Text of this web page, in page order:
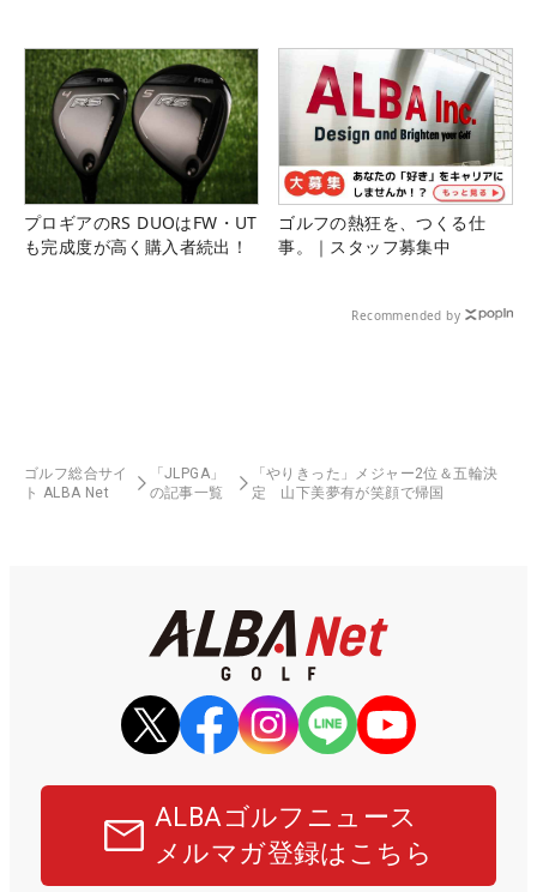
プロギアのRS DUOはFW・UT
も完成度が高く購入者続出！
ゴルフの熱狂を、つくる仕
事。｜スタッフ募集中
Recommended by
ゴルフ総合サイ
ト ALBA Net
「JLPGA」
の記事一覧
「やりきった」メジャー2位＆五輪決
定 山下美夢有が笑顔で帰国
ALBAゴルフニュース
メルマガ登録はこちら